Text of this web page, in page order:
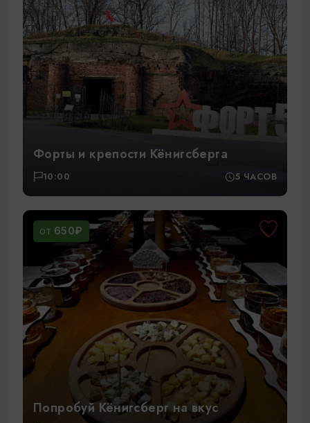
Форты и крепости Кёнигсберга
10:00 5 ЧАСОВ
ОТ 650₽
Попробуй Кёнигсберг на вкус